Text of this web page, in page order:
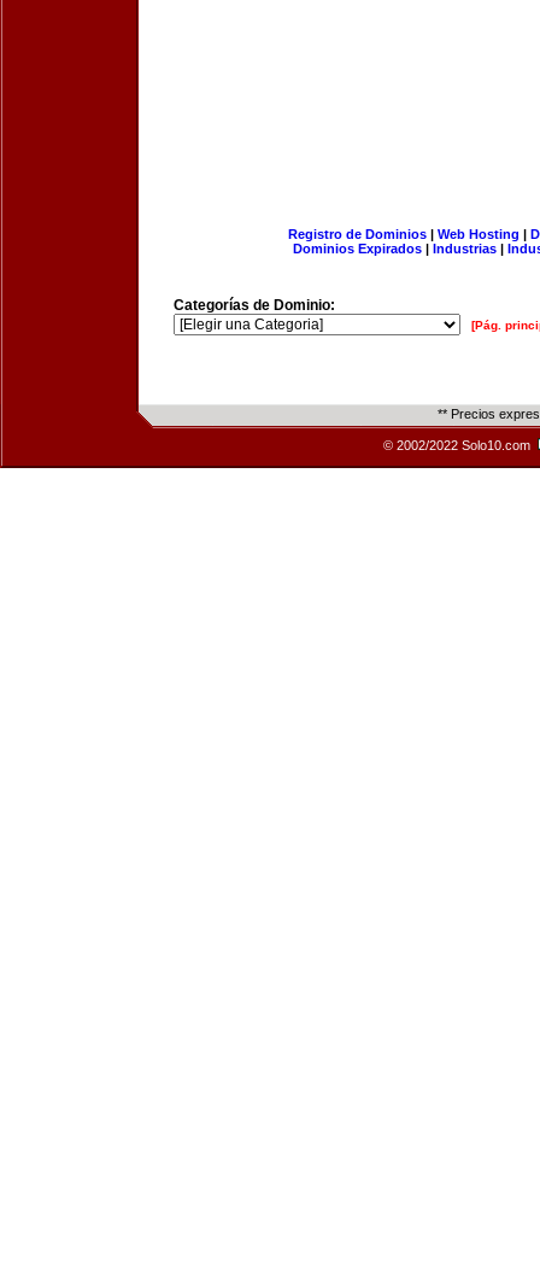
Registro de Dominios| Web Hosting |
Dominios Expirados | Industrias |
Categorías de Dominio:
[Pág.
** Precios
© 2002/2022 Solo10.com